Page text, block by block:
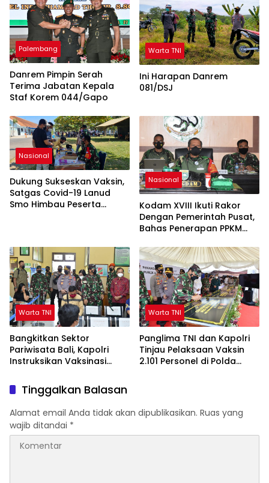
Palembang
Danrem Pimpin Serah
Terima Jabatan Kepala
Staf Korem 044/Gapo
Warta TNI
Ini Harapan Danrem
081/DSJ
Nasional
Dukung Sukseskan Vaksin,
Satgas Covid-19 Lanud
Smo Himbau Peserta
Nasional
Kodam XVIII Ikuti Rakor
Dengan Pemerintah Pusat,
Bahas Penerapan PPKM
Warta TNI
Bangkitkan Sektor
Pariwisata Bali, Kapolri
Instruksikan Vaksinasi
Warta TNI
Panglima TNI dan Kapolri
Tinjau Pelaksaan Vaksin
2.101 Personel di Polda
Tinggalkan Balasan
Alamat email Anda tidak akan dipublikasikan. Ruas yang
wajib ditandai *